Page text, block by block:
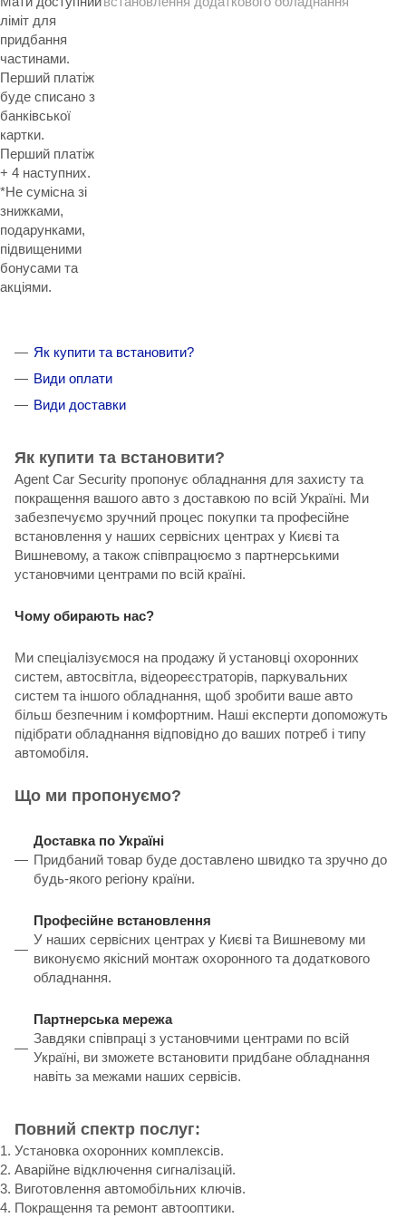
ліміт для
придбання
частинами.
Перший платіж
буде списано з
банківської
картки.
Перший платіж
+ 4 наступних.
*Не сумісна зі
знижками,
подарунками,
підвищеними
бонусами та
акціями.
Як купити та встановити?
Види оплати
Види доставки
Як купити та встановити?
Agent Car Security пропонує обладнання для захисту та
покращення вашого авто з доставкою по всій Україні. Ми
забезпечуємо зручний процес покупки та професійне
встановлення у наших сервісних центрах у Києві та
Вишневому, а також співпрацюємо з партнерськими
установчими центрами по всій країні.
Чому обирають нас?
Ми спеціалізуємося на продажу й установці охоронних
систем, автосвітла, відеореєстраторів, паркувальних
систем та іншого обладнання, щоб зробити ваше авто
більш безпечним і комфортним. Наші експерти допоможуть
підібрати обладнання відповідно до ваших потреб і типу
автомобіля.
Що ми пропонуємо?
Доставка по Україні
Придбаний товар буде доставлено швидко та зручно до
будь-якого регіону країни.
Професійне встановлення
У наших сервісних центрах у Києві та Вишневому ми
виконуємо якісний монтаж охоронного та додаткового
обладнання.
Партнерська мережа
Завдяки співпраці з установчими центрами по всій
Україні, ви зможете встановити придбане обладнання
навіть за межами наших сервісів.
Повний спектр послуг:
Установка охоронних комплексів.
Аварійне відключення сигналізацій.
Виготовлення автомобільних ключів.
Покращення та ремонт автооптики.